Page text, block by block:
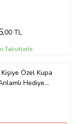
,00 TL
Taksitlerle
Kişiye Özel Kupa
Hediye
(Beyaz)